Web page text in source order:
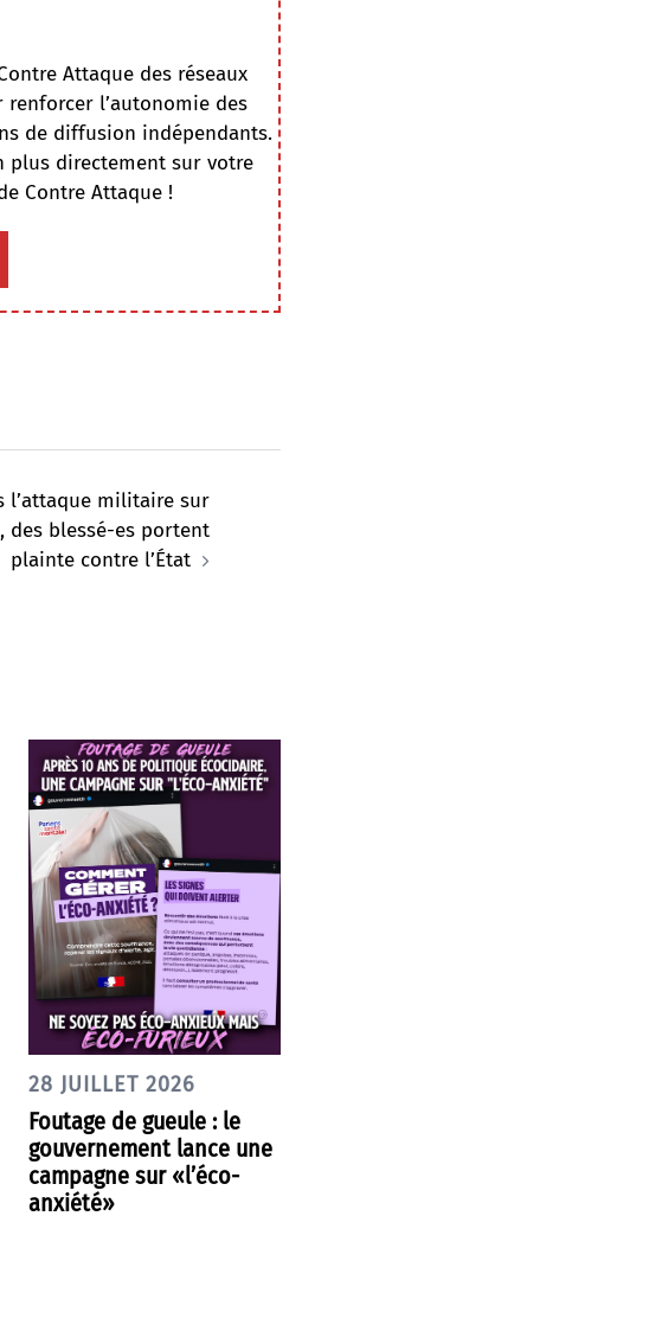
Attaque des réseaux
l’autonomie des
de diffusion indépendants.
plus directement sur votre
Contre Attaque !
l’attaque militaire sur
des blessé-es portent
plainte contre l’État
28 JUILLET 2026
Foutage de gueule : le
gouvernement lance une
campagne sur «l’éco-
anxiété»